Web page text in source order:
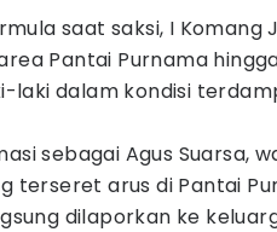
saat saksi, I Komang
Pantai Purnama
laki dalam kondisi
sebagai Agus Suarsa,
terseret arus di Pantai
dilaporkan ke